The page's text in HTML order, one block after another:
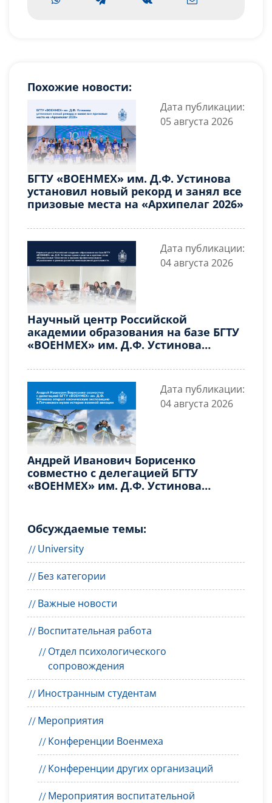
Похожие новости:
Дата публикации:
05 августа 2026
БГТУ «ВОЕНМЕХ» им. Д.Ф. Устинова
установил новый рекорд и занял все
призовые места на «Архипелаг 2026»
Дата публикации:
04 августа 2026
Научный центр Российской
академии образования на базе БГТУ
«ВОЕНМЕХ» им. Д.Ф. Устинова
«Иммерсивные технологии в
высшем профессиональном
образовании» в рамках развития
инновационной деятельности
Дата публикации:
04 августа 2026
Андрей Иванович Борисенко
совместно с делегацией БГТУ
«ВОЕНМЕХ» им. Д.Ф. Устинова
авиации
Обсуждаемые темы:
University
Без категории
Важные новости
Воспитательная работа
Отдел психологического
сопровождения
Иностранным студентам
Мероприятия
Конференции Военмеха
Конференции других организаций
Мероприятия воспитательной